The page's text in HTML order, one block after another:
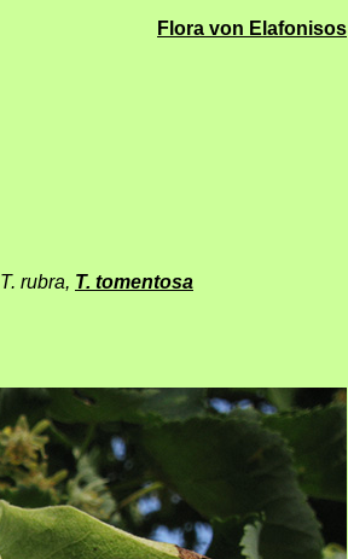
Flora von Elafonisos
T. rubra, T. tomentosa